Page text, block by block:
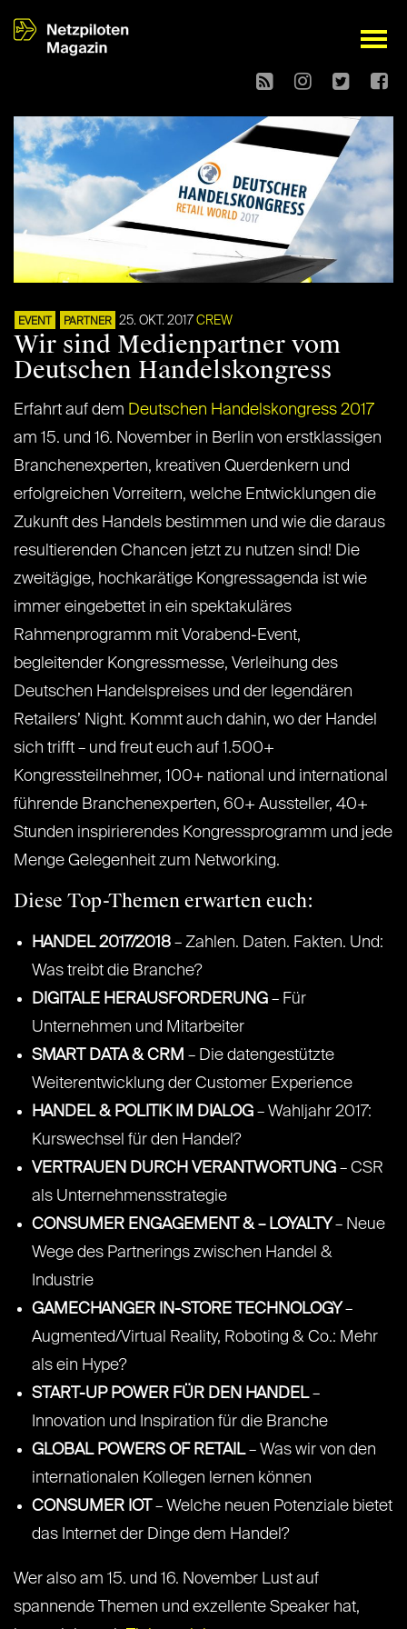
open
EVENT PARTNER 25. OKT. 2017 CREW
Wir sind Medienpartner vom
Deutschen Handelskongress
Erfahrt auf dem Deutschen Handelskongress 2017
am 15. und 16. November in Berlin von erstklassigen
Branchenexperten, kreativen Querdenkern und
erfolgreichen Vorreitern, welche Entwicklungen die
Zukunft des Handels bestimmen und wie die daraus
resultierenden Chancen jetzt zu nutzen sind! Die
zweitägige, hochkarätige Kongressagenda ist wie
immer eingebettet in ein spektakuläres
Rahmenprogramm mit Vorabend-Event,
begleitender Kongressmesse, Verleihung des
Deutschen Handelspreises und der legendären
Retailers’ Night. Kommt auch dahin, wo der Handel
sich trifft – und freut euch auf 1.500+
Kongressteilnehmer, 100+ national und international
führende Branchenexperten, 60+ Aussteller, 40+
Stunden inspirierendes Kongressprogramm und jede
Menge Gelegenheit zum Networking.
Diese Top-Themen erwarten euch:
HANDEL 2017/2018 – Zahlen. Daten. Fakten. Und:
Was treibt die Branche?
DIGITALE HERAUSFORDERUNG – Für
Unternehmen und Mitarbeiter
SMART DATA & CRM – Die datengestützte
Weiterentwicklung der Customer Experience
HANDEL & POLITIK IM DIALOG – Wahljahr 2017:
Kurswechsel für den Handel?
VERTRAUEN DURCH VERANTWORTUNG – CSR
als Unternehmensstrategie
CONSUMER ENGAGEMENT & – LOYALTY – Neue
Wege des Partnerings zwischen Handel &
Industrie
GAMECHANGER IN-STORE TECHNOLOGY –
Augmented/Virtual Reality, Roboting & Co.: Mehr
als ein Hype?
START-UP POWER FÜR DEN HANDEL–
Innovation und Inspiration für die Branche
GLOBAL POWERS OF RETAIL– Was wir von den
internationalen Kollegen lernen können
CONSUMER IOT
– Welche neuen Potenziale bietet
das Internet der Dinge dem Handel?
Wer also am 15. und 16. November Lust auf
spannende Themen und exzellente Speaker hat,